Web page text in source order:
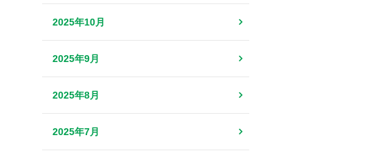
2025年10月
2025年9月
2025年8月
2025年7月